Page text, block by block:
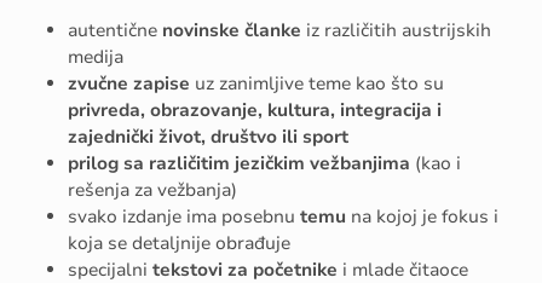
autentične novinske članke iz različitih austrijskih
medija
zvučne zapise uz zanimljive teme kao što su
privreda, obrazovanje, kultura, integracija i
zajednički život, društvo ili sport
prilog sa različitim jezičkim vežbanjima (kao i
rešenja za vežbanja)
svako izdanje ima posebnu temu na kojoj je fokus i
koja se detaljnije obrađuje
specijalni tekstovi za početnike i mlade čitaoce